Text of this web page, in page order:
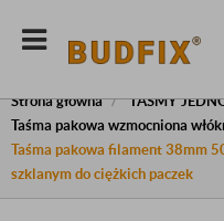
Strona główna TAŚMY
Taśma pakowa wzmocniona
Taśma pakowa filament 38mm
szklanym do ciężkich paczek